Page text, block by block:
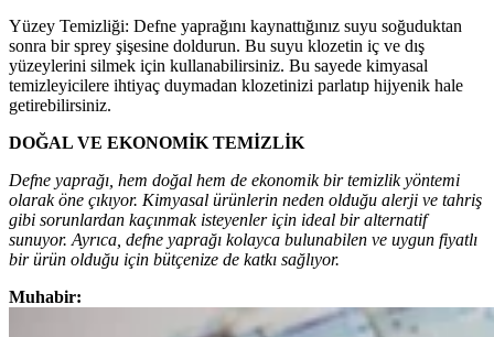
Yüzey Temizliği: Defne yaprağını kaynattığınız suyu soğuduktan
sonra bir sprey şişesine doldurun. Bu suyu klozetin iç ve dış
yüzeylerini silmek için kullanabilirsiniz. Bu sayede kimyasal
temizleyicilere ihtiyaç duymadan klozetinizi parlatıp hijyenik hale
getirebilirsiniz.
DOĞAL VE EKONOMİK TEMİZLİK
Defne yaprağı, hem doğal hem de ekonomik bir temizlik yöntemi
olarak öne çıkıyor. Kimyasal ürünlerin neden olduğu alerji ve tahriş
gibi sorunlardan kaçınmak isteyenler için ideal bir alternatif
sunuyor. Ayrıca, defne yaprağı kolayca bulunabilen ve uygun fiyatlı
bir ürün olduğu için bütçenize de katkı sağlıyor.
Muhabir: